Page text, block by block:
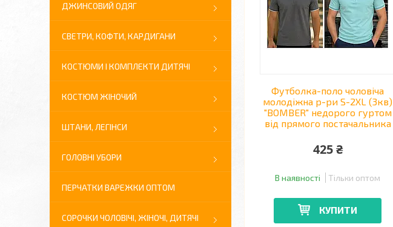
Футболка-поло чоловіча
молодіжна р-ри S-2XL (3кв)
"BOMBER" недорого гуртом
від прямого постачальника
425 ₴
В наявності Тільки оптом
КУПИТИ
ДЖИНСОВИЙ ОДЯГ
СВЕТРИ, КОФТИ, КАРДИГАНИ
КОСТЮМИ І КОМПЛЕКТИ ДИТЯЧІ
КОСТЮМ ЖІНОЧИЙ
ШТАНИ, ЛЕГІНСИ
ГОЛОВНІ УБОРИ
ПЕРЧАТКИ ВАРЕЖКИ ОПТОМ
СОРОЧКИ ЧОЛОВІЧІ, ЖІНОЧІ, ДИТЯЧІ